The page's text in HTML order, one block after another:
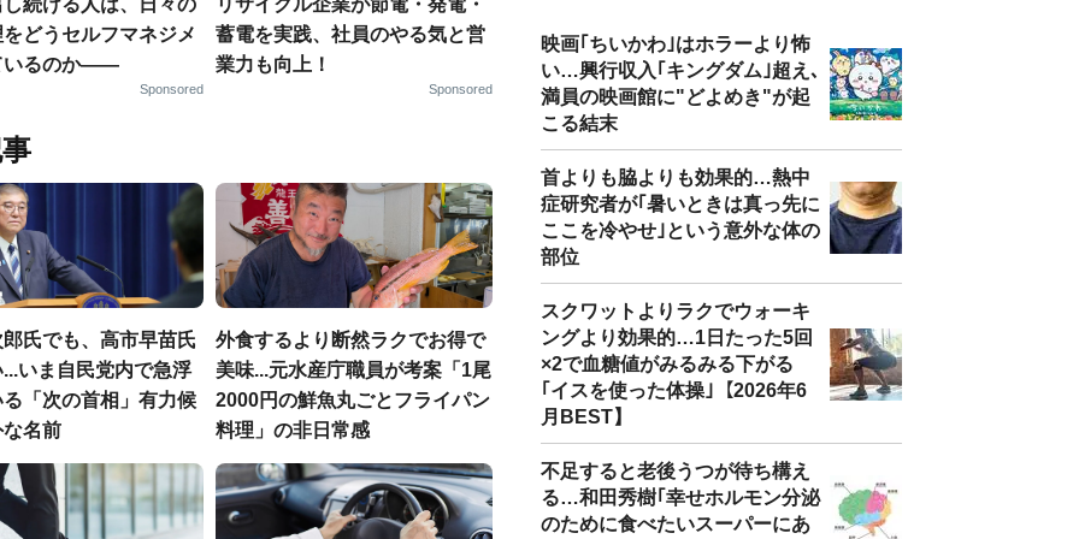
続ける人は、日々の
どうセルフマネジメ
いるのか——
Sponsored
リサイクル企業が節電・発電・
蓄電を実践、社員のやる気と営
業力も向上！
Sponsored
氏でも、高市早苗氏
いま自民党内で急浮
「次の首相」有力候
名前
外食するより断然ラクでお得で
美味...元水産庁職員が考案「1尾
2000円の鮮魚丸ごとフライパン
料理」の非日常感
映画｢ちいかわ｣はホラーより怖
い…興行収入｢キングダム｣超え､
満員の映画館に"どよめき"が起
こる結末
首よりも脇よりも効果的…熱中
症研究者が｢暑いときは真っ先に
ここを冷やせ｣という意外な体の
部位
スクワットよりラクでウォーキ
ングより効果的…1日たった5回
×2で血糖値がみるみる下がる
｢イスを使った体操｣【2026年6
月BEST】
不足すると老後うつが待ち構え
る…和田秀樹｢幸せホルモン分泌
のために食べたいスーパーにあ